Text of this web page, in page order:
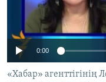
ЖАЗЫЛЫҢЫЗ
Басқа тілдерде
0:00
«Хабар»